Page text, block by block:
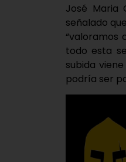
José Maria
señalado
“valoramos
todo esta
subida
podría ser